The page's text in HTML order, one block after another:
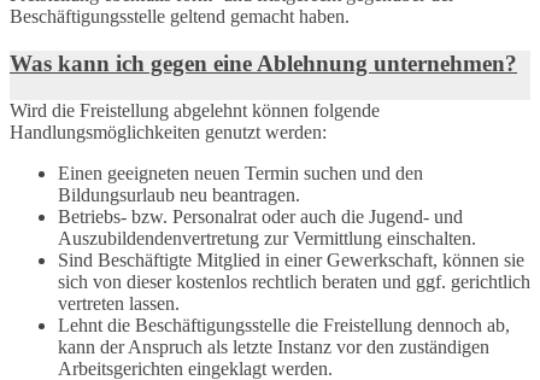
Beschäftigungsstelle geltend gemacht haben.
Was kann ich gegen eine Ablehnung unternehmen?
Wird die Freistellung abgelehnt können folgende
Handlungsmöglichkeiten genutzt werden:
Einen geeigneten neuen Termin suchen und den
Bildungsurlaub neu beantragen.
Betriebs- bzw. Personalrat oder auch die Jugend- und
Auszubildendenvertretung zur Vermittlung einschalten.
Sind Beschäftigte Mitglied in einer Gewerkschaft, können sie
sich von dieser kostenlos rechtlich beraten und ggf. gerichtlich
vertreten lassen.
Lehnt die Beschäftigungsstelle die Freistellung dennoch ab,
kann der Anspruch als letzte Instanz vor den zuständigen
Arbeitsgerichten eingeklagt werden.